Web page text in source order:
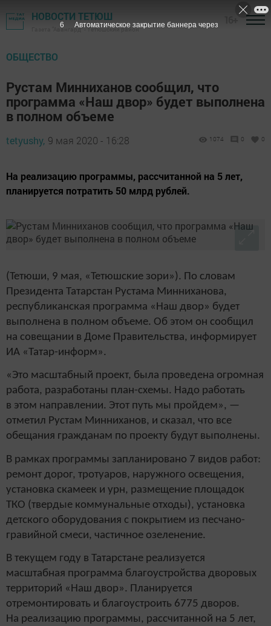
НОВОСТИ ТЕТЮШ
Газета "Авангард" - Тетюшский район
ОБЩЕСТВО
Рустам Минниханов сообщил, что
программа «Наш двор» будет выполнена
в полном объеме
tetyushy, 9 мая 2020 - 16:28 1074 0 0
На реализацию программы, рассчитанной на 5 лет,
планируется потратить 50 млрд рублей.
(Тетюши, 9 мая, «Тетюшские зори»). По словам
Президента Татарстан Рустама Минниханова,
республиканская программа «Наш двор» будет
выполнена в полном объеме. Об этом он сообщил
на совещании в Доме Правительства, информирует
ИА «Татар-информ».
«Это масштабный проект, была проведена огромная
работа, разработаны план-схемы. Надо работать
в этом направлении. Этот путь мы пройдем», —
отметил Рустам Минниханов, и сказал, что все
обещания гражданам по проекту будут выполнены.
В рамках программы запланировано 7 видов работ:
ремонт дорог, тротуаров, наружного освещения,
установка скамеек и урн, размещение площадок
ТКО (твердые коммунальные отходы), установка
детского оборудования с покрытием из песчано-
гравийной смеси, частичное озеленение.
В текущем году в Татарстане реализуется
масштабная программа благоустройства дворовых
территорий «Наш двор». Планируется
отремонтировать и благоустроить 6775 дворов.
На реализацию программы, рассчитанной на 5 лет,
6 Автоматическое закрытие баннера через